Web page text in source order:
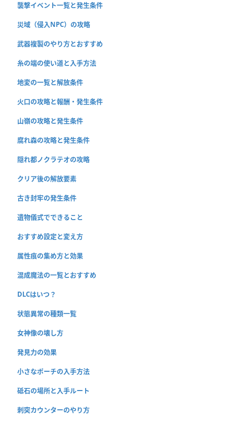
襲撃イベント一覧と発生条件
災域（侵入NPC）の攻略
武器複製のやり方とおすすめ
糸の端の使い道と入手方法
地変の一覧と解放条件
火口の攻略と報酬・発生条件
山嶺の攻略と発生条件
腐れ森の攻略と発生条件
隠れ都ノクラテオの攻略
クリア後の解放要素
古き封牢の発生条件
遺物儀式でできること
おすすめ設定と変え方
属性痕の集め方と効果
混成魔法の一覧とおすすめ
DLCはいつ？
状態異常の種類一覧
女神像の壊し方
発見力の効果
小さなポーチの入手方法
砥石の場所と入手ルート
刺突カウンターのやり方